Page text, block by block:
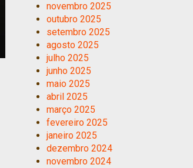
novembro 2025
outubro 2025
setembro 2025
agosto 2025
julho 2025
junho 2025
maio 2025
abril 2025
março 2025
fevereiro 2025
janeiro 2025
dezembro 2024
novembro 2024